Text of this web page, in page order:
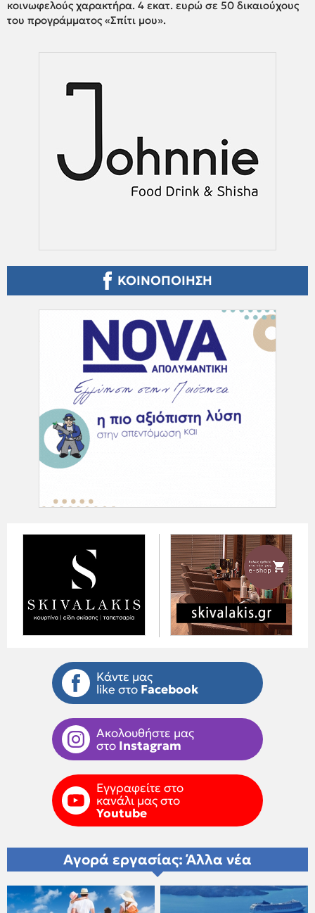
κοινωφελούς χαρακτήρα. 4 εκατ. ευρώ σε 50 δικαιούχους
του προγράμματος «Σπίτι μου».
ΚΟΙΝΟΠΟΙΗΣΗ
Κάντε μας
like στο Facebook
Ακολουθήστε μας
στο Instagram
Εγγραφείτε στο
κανάλι μας στο
Youtube
Αγορά εργασίας: Άλλα νέα